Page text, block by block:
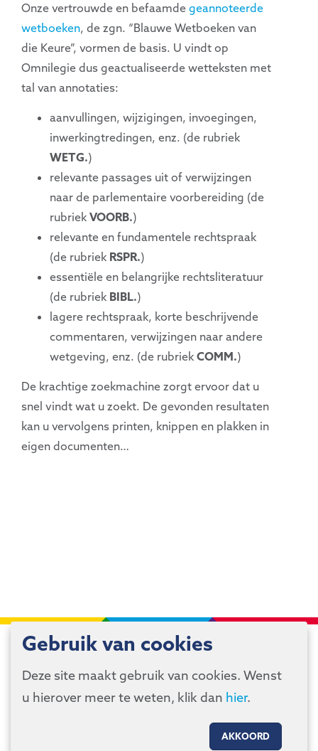
Onze vertrouwde en befaamde geannoteerde
wetboeken, de zgn. “Blauwe Wetboeken van
die Keure”, vormen de basis. U vindt op
Omnilegie dus geactualiseerde wetteksten met
tal van annotaties:
aanvullingen, wijzigingen, invoegingen,
inwerkingtredingen, enz. (de rubriek
WETG.)
relevante passages uit of verwijzingen
naar de parlementaire voorbereiding (de
rubriek VOORB.)
relevante en fundamentele rechtspraak
(de rubriek RSPR.)
essentiële en belangrijke rechtsliteratuur
(de rubriek BIBL.)
lagere rechtspraak, korte beschrijvende
commentaren, verwijzingen naar andere
wetgeving, enz. (de rubriek COMM.)
De krachtige zoekmachine zorgt ervoor dat u
snel vindt wat u zoekt. De gevonden resultaten
kan u vervolgens printen, knippen en plakken in
eigen documenten…
Kleine Pathoekeweg 3
Gebruik van cookies
Deze site maakt gebruik van cookies. Wenst
u hierover meer te weten, klik dan hier.
AKKOORD